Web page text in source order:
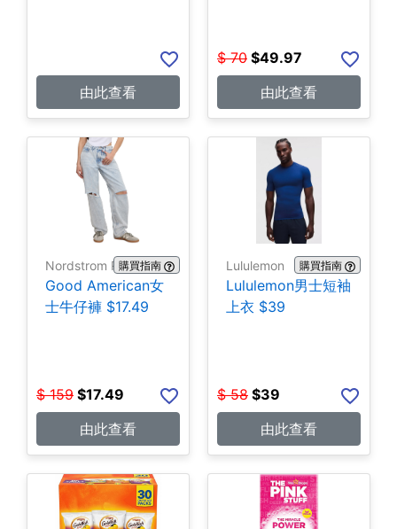
由此查看
$ 70 $49.97
由此查看
Nordstrom Rack購買指南
Good American女
士牛仔褲 $17.49
$ 159 $17.49
由此查看
Lululemon 購買指南
Lululemon男士短袖
上衣 $39
$ 58 $39
由此查看